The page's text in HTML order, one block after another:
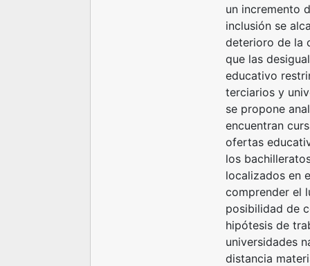
un incremento
inclusión se
deterioro de la
que las
educativo
terciarios y
se propone
encuentran
ofertas
los
localizados en
comprender el
posibilidad de
hipótesis de
universidades
distancia